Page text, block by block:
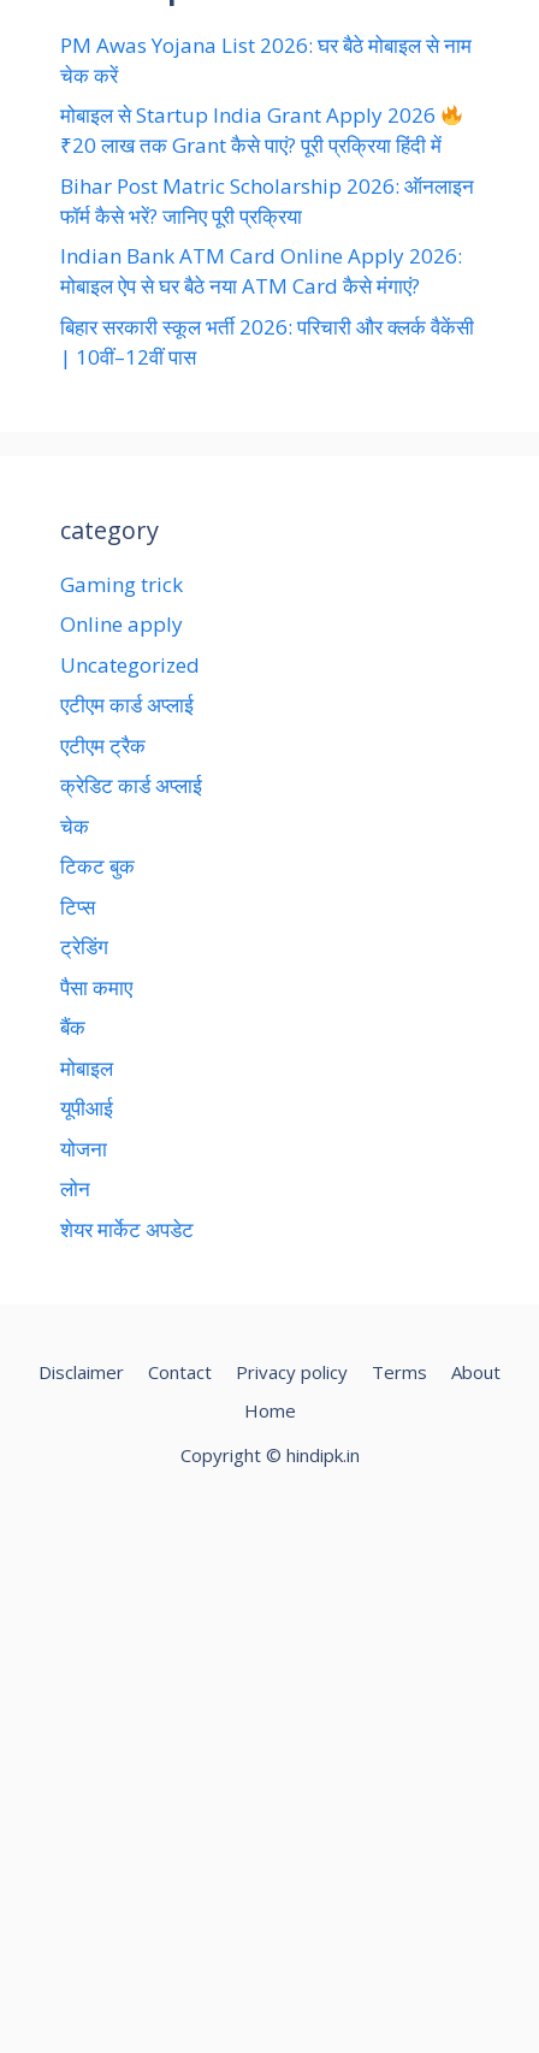
PM Awas Yojana List 2026: घर बैठे मोबाइल से नाम
चेक करें
मोबाइल से Startup India Grant Apply 2026
₹20 लाख तक Grant कैसे पाएं? पूरी प्रक्रिया हिंदी में
Bihar Post Matric Scholarship 2026: ऑनलाइन
फॉर्म कैसे भरें? जानिए पूरी प्रक्रिया
Indian Bank ATM Card Online Apply 2026:
मोबाइल ऐप से घर बैठे नया ATM Card कैसे मंगाएं?
बिहार सरकारी स्कूल भर्ती 2026: परिचारी और क्लर्क वैकेंसी
| 10वीं–12वीं पास
category
Gaming trick
Online apply
Uncategorized
एटीएम कार्ड अप्लाई
एटीएम ट्रैक
क्रेडिट कार्ड अप्लाई
चेक
टिकट बुक
टिप्स
ट्रेडिंग
पैसा कमाए
बैंक
मोबाइल
यूपीआई
योजना
लोन
शेयर मार्केट अपडेट
Disclaimer Contact Privacy policy Terms
About
Home
Copyright ©️ hindipk.in